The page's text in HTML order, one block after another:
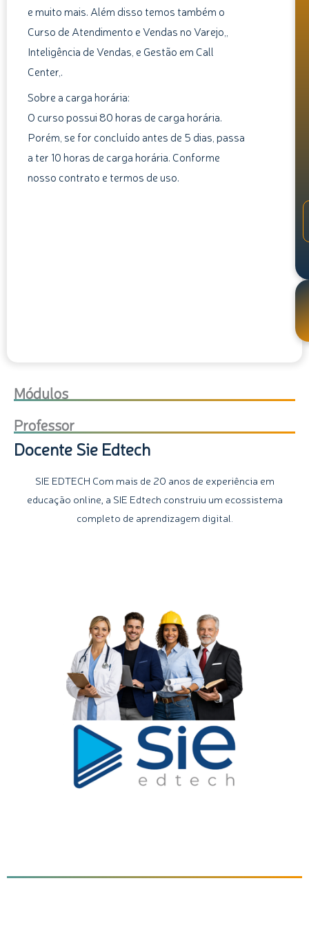
e muito mais. Além disso temos também o
Curso de Atendimento e Vendas no Varejo,,
Inteligência de Vendas, e Gestão em Call
Center,.
Sobre a carga horária:
O curso possui 80 horas de carga horária.
Porém, se for concluído antes de 5 dias, passa
a ter 10 horas de carga horária. Conforme
nosso contrato e termos de uso.
Módulos
Professor
Docente Sie Edtech
SIE EDTECH Com mais de 20 anos de experiência em
educação online, a SIE Edtech construiu um ecossistema
completo de aprendizagem digital.